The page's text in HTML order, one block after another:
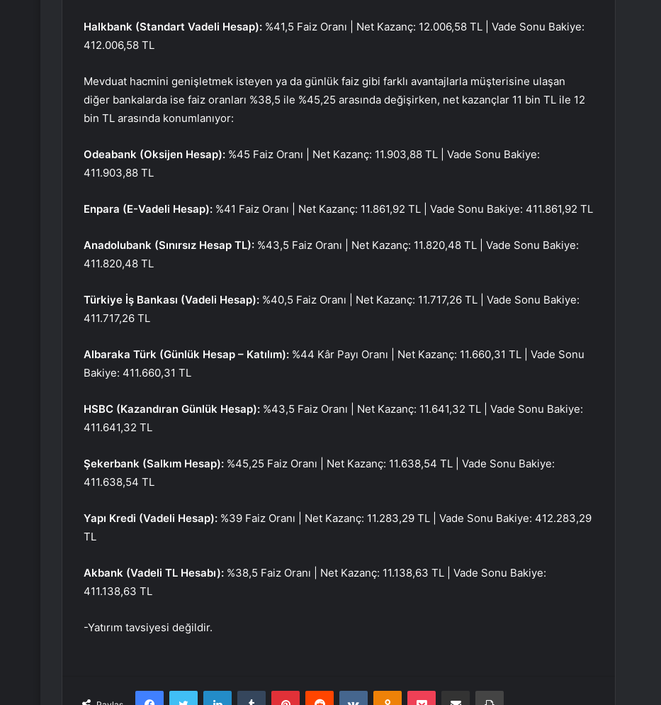
Halkbank (Standart Vadeli Hesap): %41,5 Faiz Oranı | Net Kazanç: 12.006,58 TL | Vade Sonu Bakiye:
412.006,58 TL
Mevduat hacmini genişletmek isteyen ya da günlük faiz gibi farklı avantajlarla müşterisine ulaşan
diğer bankalarda ise faiz oranları %38,5 ile %45,25 arasında değişirken, net kazançlar 11 bin TL ile 12
bin TL arasında konumlanıyor:
Odeabank (Oksijen Hesap): %45 Faiz Oranı | Net Kazanç: 11.903,88 TL | Vade Sonu Bakiye:
411.903,88 TL
Enpara (E-Vadeli Hesap): %41 Faiz Oranı | Net Kazanç: 11.861,92 TL | Vade Sonu Bakiye: 411.861,92 TL
Anadolubank (Sınırsız Hesap TL): %43,5 Faiz Oranı | Net Kazanç: 11.820,48 TL | Vade Sonu Bakiye:
411.820,48 TL
Türkiye İş Bankası (Vadeli Hesap): %40,5 Faiz Oranı | Net Kazanç: 11.717,26 TL | Vade Sonu Bakiye:
411.717,26 TL
Albaraka Türk (Günlük Hesap – Katılım): %44 Kâr Payı Oranı | Net Kazanç: 11.660,31 TL | Vade Sonu
Bakiye: 411.660,31 TL
HSBC (Kazandıran Günlük Hesap): %43,5 Faiz Oranı | Net Kazanç: 11.641,32 TL | Vade Sonu Bakiye:
411.641,32 TL
Şekerbank (Salkım Hesap): %45,25 Faiz Oranı | Net Kazanç: 11.638,54 TL | Vade Sonu Bakiye:
411.638,54 TL
Yapı Kredi (Vadeli Hesap): %39 Faiz Oranı | Net Kazanç: 11.283,29 TL | Vade Sonu Bakiye: 412.283,29
TL
Akbank (Vadeli TL Hesabı): %38,5 Faiz Oranı | Net Kazanç: 11.138,63 TL | Vade Sonu Bakiye:
411.138,63 TL
-Yatırım tavsiyesi değildir.
FacebookTwitter LinkedInTumblr PinterestReddit VKontakteOdnoklassniki
Pocket E-Posta ile paylaş Yazdır